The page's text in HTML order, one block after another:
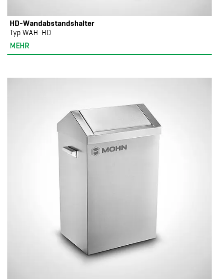
HD-Wandabstandshalter
Typ WAH-HD
MEHR